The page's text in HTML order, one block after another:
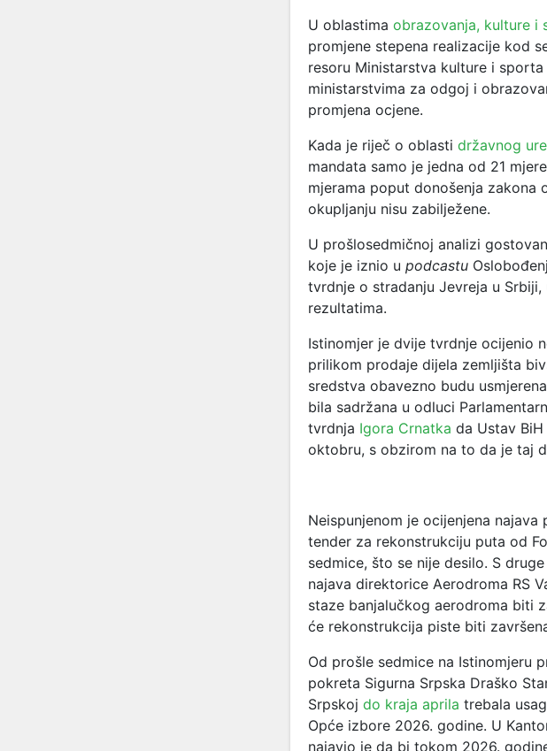
U oblastima obrazovanja, kulture i
promjene stepena realizacije kod
resoru Ministarstva kulture i
ministarstvima za odgoj i
promjena ocjene.
Kada je riječ o oblasti državnog
mandata samo je jedna od 21
mjerama poput donošenja zakona
okupljanju nisu zabilježene.
U prošlosedmičnoj analizi
koje je iznio u podcastu
tvrdnje o stradanju Jevreja u
rezultatima.
Istinomjer je dvije tvrdnje ocijenio
prilikom prodaje dijela zemljišta
sredstva obavezno budu
bila sadržana u odluci
tvrdnja Igora Crnatka da Ustav
oktobru, s obzirom na to da je taj
Neispunjenom je ocijenjena
tender za rekonstrukciju puta od
sedmice, što se nije desilo. S
najava direktorice Aerodroma RS
staze banjalučkog aerodroma biti
će rekonstrukcija piste biti
Od prošle sedmice na Istinomjeru
pokreta Sigurna Srpska Draško
Srpskoj do kraja aprila trebala
Opće izbore 2026. godine. U
najavio je da bi tokom 2026.